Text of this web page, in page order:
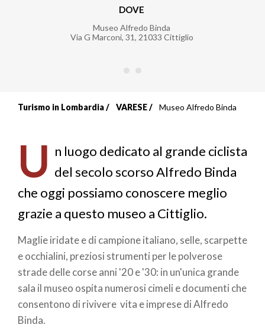
DOVE
Museo Alfredo Binda
Via G Marconi, 31, 21033 Cittiglio
di
pane
Turismo in Lombardia VARESE Museo Alfredo Binda
U n luogo dedicato al grande ciclista
del secolo scorso Alfredo Binda
che oggi possiamo conoscere meglio
grazie a questo museo a Cittiglio.
Maglie iridate e di campione italiano, selle, scarpette
e occhialini, preziosi strumenti per le polverose
strade delle corse anni '20 e '30: in un'unica grande
sala il museo ospita numerosi cimeli e documenti che
consentono di rivivere vita e imprese di Alfredo
Binda.